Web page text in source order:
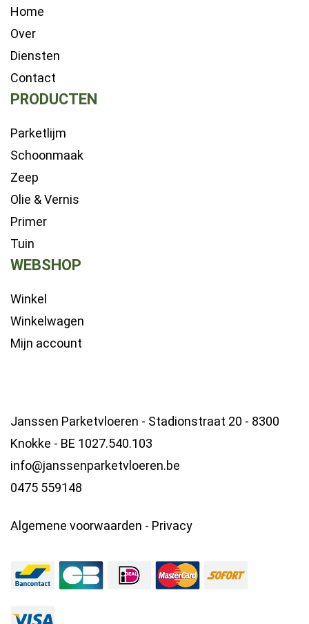
Home
Over
Diensten
Contact
PRODUCTEN
Parketlijm
Schoonmaak
Zeep
Olie & Vernis
Primer
Tuin
WEBSHOP
Winkel
Winkelwagen
Mijn account
Janssen Parketvloeren - Stadionstraat 20 - 8300
Knokke - BE 1027.540.103
info@janssenparketvloeren.be
0475 559148
Algemene voorwaarden - Privacy